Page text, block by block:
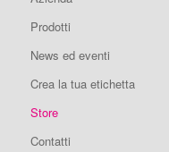
Prodotti
News ed eventi
Crea la tua etichetta
Store
Contatti